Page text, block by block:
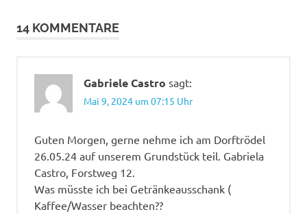
14 KOMMENTARE
Gabriele Castro sagt:
Mai 9, 2024 um 07:15 Uhr
Guten Morgen, gerne nehme ich am Dorftrödel
26.05.24 auf unserem Grundstück teil. Gabriela
Castro, Forstweg 12.
Was müsste ich bei Getränkeausschank (
Kaffee/Wasser beachten??